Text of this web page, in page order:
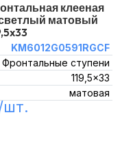
клееная
матовый
KM6012G0591RGCF
Фронтальные ступени
119,5x33
матовая
шт.